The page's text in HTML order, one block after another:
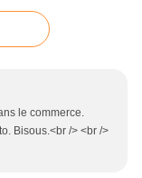
le commerce.
Bisous.<br /> <br />